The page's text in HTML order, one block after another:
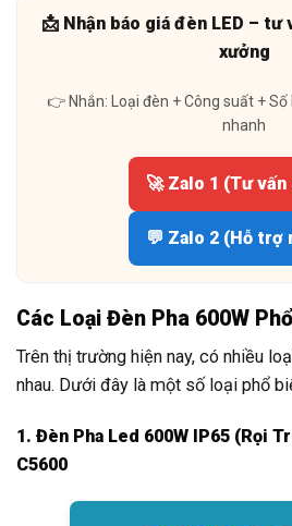
📩 Nhận báo giá đèn LED – tư
xưởng
👉 Nhắn: Loại đèn + Công suất +
nhanh
🚀 Zalo 1 (Tư vấn
💬 Zalo 2 (Hỗ trợ
Các Loại Đèn Pha 600W
Trên thị trường hiện nay, có nhiều
nhau. Dưới đây là một số loại phổ
1. Đèn Pha Led 600W IP65 (Rọi
C5600